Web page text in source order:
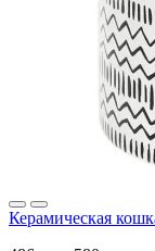
Керамическая